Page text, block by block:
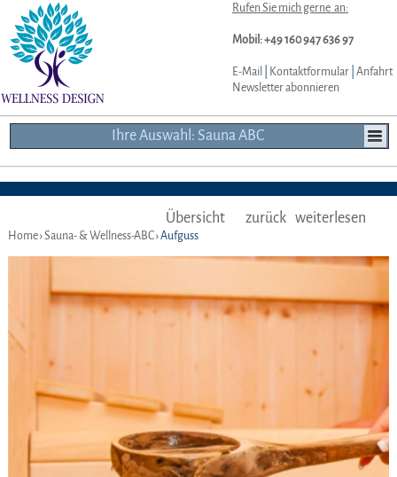
Rufen Sie mich gerne an:
Mobil: +49 160 947 636 97
E-Mail Kontaktformular Anfahrt
Newsletter abonnieren
Ihre Auswahl: Sauna ABC
Übersicht zurück weiterlesen
Home›Sauna- & Wellness-ABC› Aufguss